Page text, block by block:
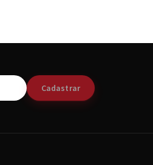
Cadastrar